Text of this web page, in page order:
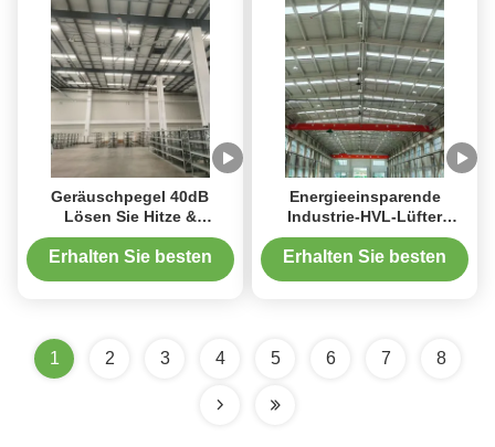
Geräuschpegel 40dB
Lösen Sie Hitze &
stehende Luft mit 24ft
HVLS-Ventilatoren
Erhalten Sie besten
Energieeinsparende
Industrie-HVL-Lüfter
Hochströmungs-Lüfter für
industrielle Belüftung und
Erhalten Sie besten
1 2 3 4 5 6 7 8